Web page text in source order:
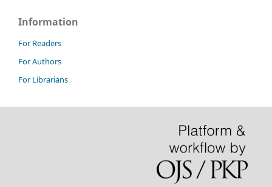
Information
For Readers
For Authors
For Librarians